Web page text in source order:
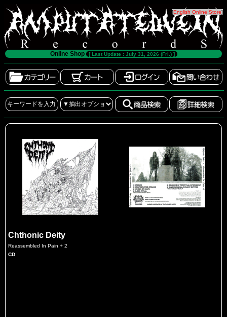
[English Online Store]
Online Shop [ Last Update : July 31, 2026 (Fri.) ]
Chthonic Deity
Reassembled In Pain + 2
CD